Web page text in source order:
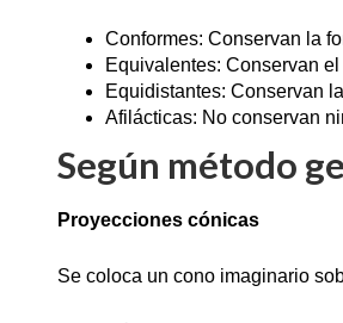
Conformes: Conservan la
Equivalentes: Conservan
Equidistantes: Conservan
Afilácticas: No conservan
Según método
Proyecciones cónicas
Se coloca un cono imaginario